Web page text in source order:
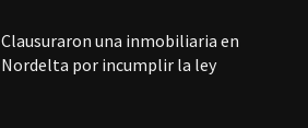
Clausuraron una inmobiliaria en
Nordelta por incumplir la ley